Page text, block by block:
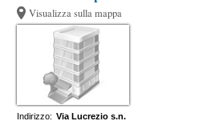
Visualizza sulla mappa
Indirizzo: Via Lucrezio s.n.